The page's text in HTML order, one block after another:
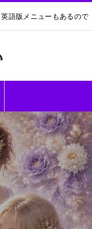
語版メニューもあるので